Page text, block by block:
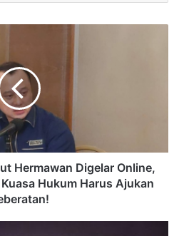
Hermawan Digelar Online,
Hukum Harus Ajukan